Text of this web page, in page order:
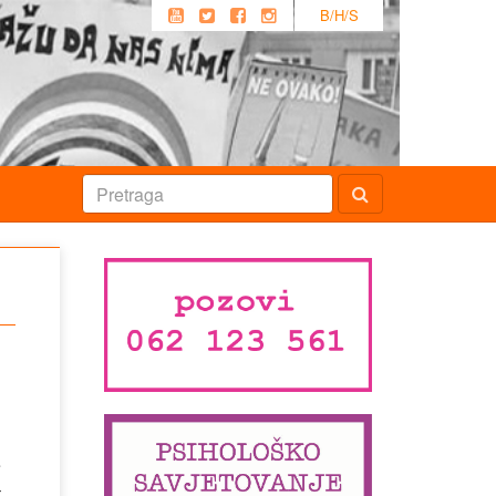
B/H/S